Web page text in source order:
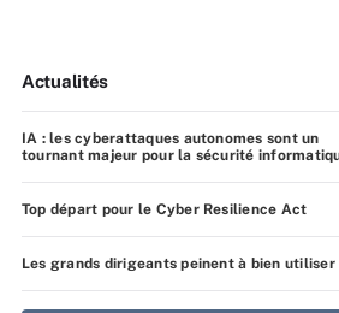
Actualités
IA : les cyberattaques autonomes sont un
tournant majeur pour la sécurité
Top départ pour le Cyber Resilience Act
Les grands dirigeants peinent à bien utiliser